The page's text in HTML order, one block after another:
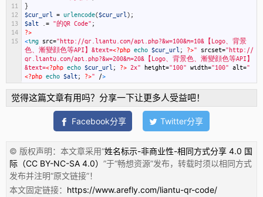
11
12
13
14
15
}
$cur_url
= urlencode($cur_url ) ;
$alt
= "的QR Code" ;
?>
<img src="http://qr.liantu.com/api.php?&w=100&m=10&【Logo、背景
色、漸變顔色等API】&text=<?php echo $cur_url ; ?>" srcset="http://
qr.liantu.com/api.php?&w=200&m=20&【Logo、背景色、漸變顔色等API】
&text=<?php echo $cur_url ; ?> 2x" height="100" width="100" alt="
<?php echo $alt; ?>" />
觉得这篇文章有用吗？分享一下让更多人受益吧！
Facebook分享 Twitter分享
© 版权声明：本文章采用“姓名标示-非商业性-相同方式分享 4.0 国
际（CC BY-NC-SA 4.0） ”于“畅想资源”发布，转载时须以相同方式
发布并注明“原文链接”！
本文固定链接： https://www.arefly.com/liantu-qr-code/